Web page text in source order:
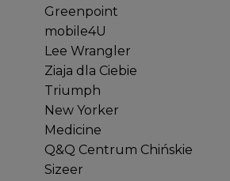
Greenpoint
mobile4U
Lee Wrangler
Ziaja dla Ciebie
Triumph
New Yorker
Medicine
Q&Q Centrum Chińskie
Sizeer